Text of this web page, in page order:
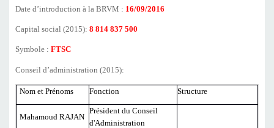
Date d’introduction à la BRVM : 16/09/2016
Capital social (2015): 8 814 837 500
Symbole : FTSC
Conseil d’administration (2015):
Nom et Prénoms Fonction Structure
Mahamoud RAJAN
Président du Conseil
d'Administration